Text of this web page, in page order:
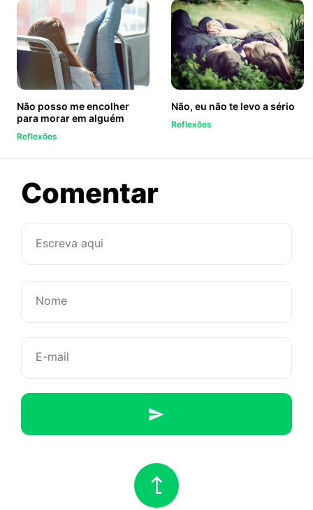
Não posso me encolher
para morar em alguém
Reflexões
Não, eu não te levo a sério
Reflexões
Comentarsobre
ou,
melhor
deixar
pra